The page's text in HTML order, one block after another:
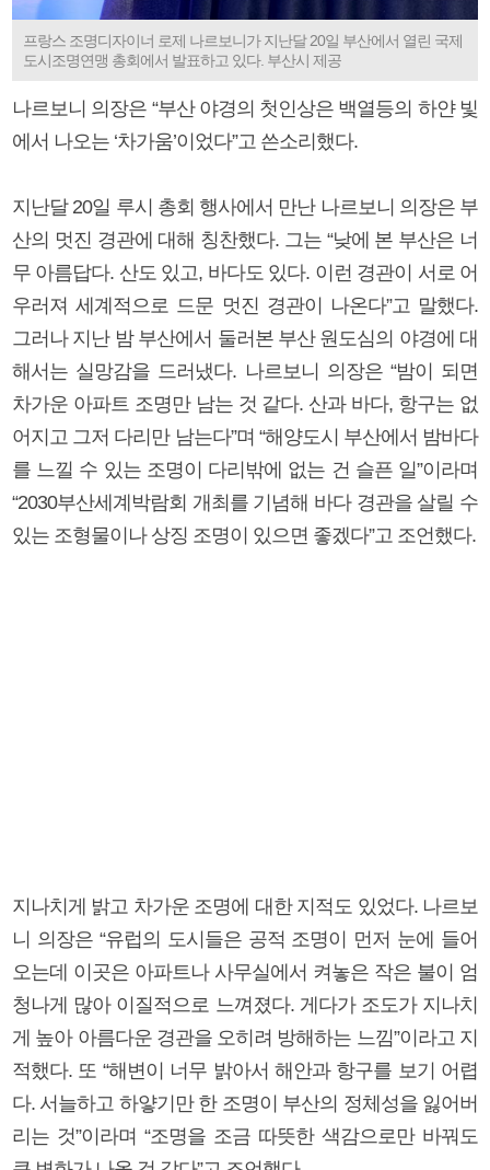
프랑스 조명디자이너 로제 나르보니가 지난달 20일 부산에서 열린 국제
도시조명연맹 총회에서 발표하고 있다. 부산시 제공
나르보니 의장은 “부산 야경의 첫인상은 백열등의 하얀 빛
에서 나오는 ‘차가움’이었다”고 쓴소리했다.
지난달 20일 루시 총회 행사에서 만난 나르보니 의장은 부
산의 멋진 경관에 대해 칭찬했다. 그는 “낮에 본 부산은 너
무 아름답다. 산도 있고, 바다도 있다. 이런 경관이 서로 어
우러져 세계적으로 드문 멋진 경관이 나온다”고 말했다.
그러나 지난 밤 부산에서 둘러본 부산 원도심의 야경에 대
해서는 실망감을 드러냈다. 나르보니 의장은 “밤이 되면
차가운 아파트 조명만 남는 것 같다. 산과 바다, 항구는 없
어지고 그저 다리만 남는다”며 “해양도시 부산에서 밤바다
를 느낄 수 있는 조명이 다리밖에 없는 건 슬픈 일”이라며
“2030부산세계박람회 개최를 기념해 바다 경관을 살릴 수
있는 조형물이나 상징 조명이 있으면 좋겠다”고 조언했다.
지나치게 밝고 차가운 조명에 대한 지적도 있었다. 나르보
니 의장은 “유럽의 도시들은 공적 조명이 먼저 눈에 들어
오는데 이곳은 아파트나 사무실에서 켜놓은 작은 불이 엄
청나게 많아 이질적으로 느껴졌다. 게다가 조도가 지나치
게 높아 아름다운 경관을 오히려 방해하는 느낌”이라고 지
적했다. 또 “해변이 너무 밝아서 해안과 항구를 보기 어렵
다. 서늘하고 하얗기만 한 조명이 부산의 정체성을 잃어버
리는 것”이라며 “조명을 조금 따뜻한 색감으로만 바꿔도